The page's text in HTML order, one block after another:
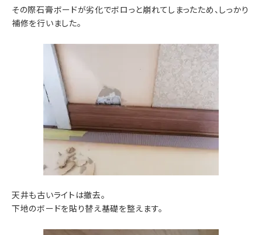
その際石膏ボードが劣化でボロっと崩れてしまったため、しっかり
補修を行いました。
天井も古いライトは撤去。
下地のボードを貼り替え基礎を整えます。